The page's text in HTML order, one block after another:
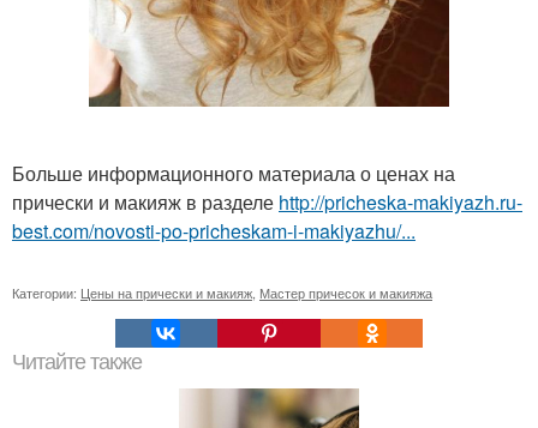
Больше информационного материала о ценах на
прически и макияж в разделе http://pricheska-makiyazh.ru-
best.com/novosti-po-pricheskam-i-makiyazhu/...
Категории: Цены на прически и макияж Мастер причесок и макияжа
Читайте также